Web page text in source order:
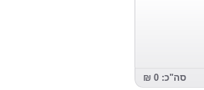
סה"כ: 0 ₪